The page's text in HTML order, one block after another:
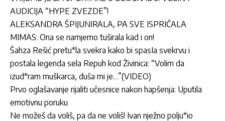
AUDICIJA “HYPE ZVEZDE”!
ALEKSANDRA ŠPIJUNIRALA, PA SVE ISPRIČALA
MIMAS: Ona se namjerno tuširala kad i on!
Šahza Rešić pretu*la svekra kako bi spasIa svekrvu i
postala legenda sela Repuh kod Živinica: “Volim da
izud*ram muškarca, duša mi je…”(VIDEO)
Prvo oglašavanje rijaliti učesnice nakon hapšenja: Uputila
emotivnu poruku
Ne možeš da voliš, pa da ne voliš! Ivan nježno polju*io